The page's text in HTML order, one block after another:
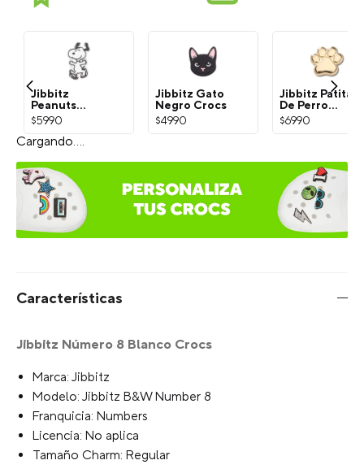
Jibbitz
Peanuts
Snoopy
Blanco Crocs
$5990
Jibbitz Gato
Negro Crocs
$4990
Jibbitz Patita
De Perro
Dorada Crocs
$6990
¡Exprésate con Jibbitz!
Selecciona el estilo del Charm:
Escribe para agregar Limite de Caracteres
Tu selección:
Escribe para agregar